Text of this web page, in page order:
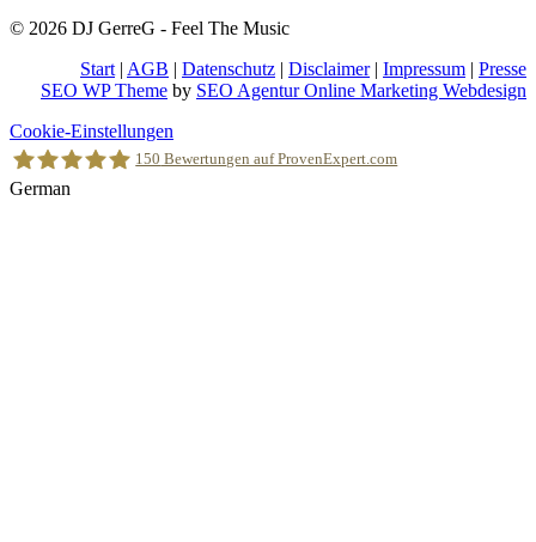
© 2026 DJ GerreG - Feel The Music
Start | AGB | Datenschutz | Disclaimer| Impressum | Presse
SEO WP Theme by SEO Agentur Online Marketing Webdesign
Nach
oben
scrollen
Cookie-Einstellungen
150 Bewertungen auf ProvenExpert.com
German